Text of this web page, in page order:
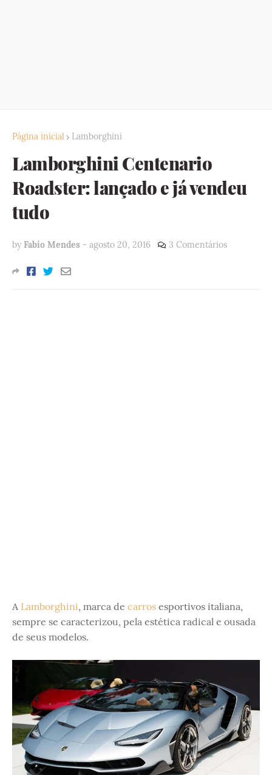
Página inicial Lamborghini
Lamborghini Centenario
Roadster: lançado e já vendeu
tudo
by Fabio Mendes - agosto 20, 2016 3 Comentários
A Lamborghini, marca de carros esportivos italiana,
sempre se caracterizou, pela estética radical e ousada
de seus modelos.